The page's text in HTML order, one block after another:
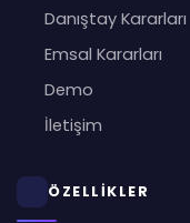
Danıştay Kararları
Emsal Kararları
Demo
İletişim
ÖZELLİKLER